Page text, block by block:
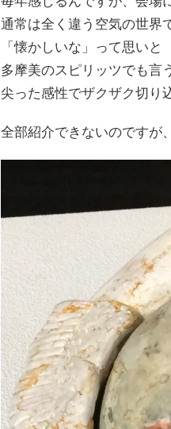
通常は全く違う空気の世界
「懐かしいな」って思いと
多摩美のスピリッツでも言
尖った感性でザクザク切り
全部紹介できないのですが